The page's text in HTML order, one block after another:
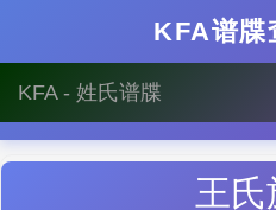
KFA谱牒
KFA - 姓氏谱牒
王氏